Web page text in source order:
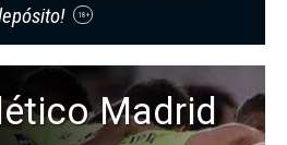
18+
Madrid